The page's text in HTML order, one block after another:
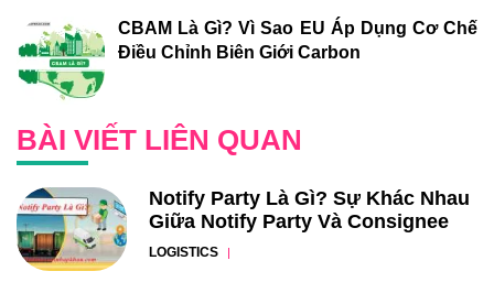
CBAM Là Gì? Vì Sao EU Áp Dụng Cơ Chế
Điều Chỉnh Biên Giới Carbon
BÀI VIẾT LIÊN QUAN
Notify Party Là Gì? Sự Khác Nhau
Giữa Notify Party Và Consignee
LOGISTICS